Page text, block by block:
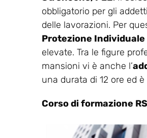
obbligatorio per gli
delle lavorazioni. Per
Protezione
elevate. Tra le figure
mansioni vi è anche l’
una durata di 12 ore ed
Corso di formazione